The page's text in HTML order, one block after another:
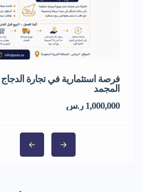
فرصة استثمارية في تجارة الدجاج
المجمد
1,000,000 ر.س